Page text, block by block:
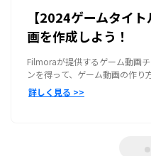
【2024ゲームタイ
画を作成しよう！
Filmoraが提供するゲーム動画
ンを得って、ゲーム動画の作り